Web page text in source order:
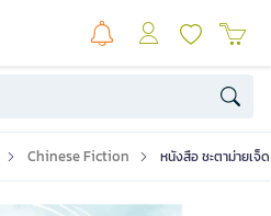
Chinese Fiction หนังสือ ชะตาม่ายเจ็